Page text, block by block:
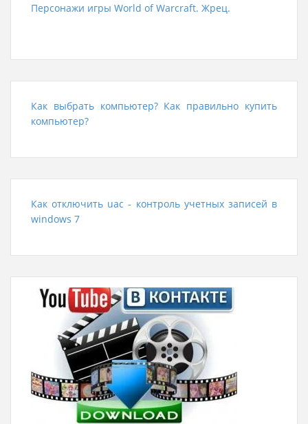
Персонажи игры World of Warcraft. Жрец.
Как выбрать компьютер? Как правильно купить
компьютер?
Как отключить uac - контроль учетных записей в
windows 7